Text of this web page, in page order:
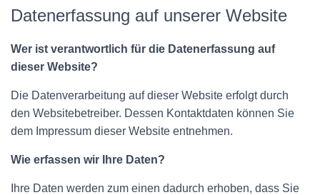
Datenerfassung auf unserer Website
Wer ist verantwortlich für die Datenerfassung auf
dieser Website?
Die Datenverarbeitung auf dieser Website erfolgt durch
den Websitebetreiber. Dessen Kontaktdaten können Sie
dem Impressum dieser Website entnehmen.
Wie erfassen wir Ihre Daten?
Ihre Daten werden zum einen dadurch erhoben, dass Sie